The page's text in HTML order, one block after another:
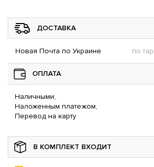
ДОСТАВКА
Новая Почта по Украине по
ОПЛАТА
Наличными,
Наложенным платежом,
Перевод на карту
В КОМПЛЕКТ ВХОДИТ